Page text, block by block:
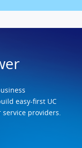
easy-first UC
providers.